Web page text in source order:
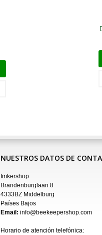
NUESTROS DATOS DE
Imkershop
Brandenburglaan 8
4333BZ Middelburg
Países Bajos
Email: info@beekeepershop.com
Horario de atención telefónica: